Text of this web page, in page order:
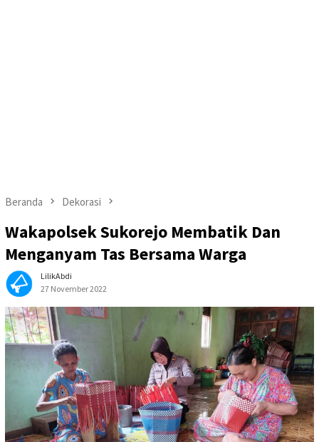
Beranda Dekorasi
Wakapolsek Sukorejo Membatik Dan
Menganyam Tas Bersama Warga
LilikAbdi
27 November 2022